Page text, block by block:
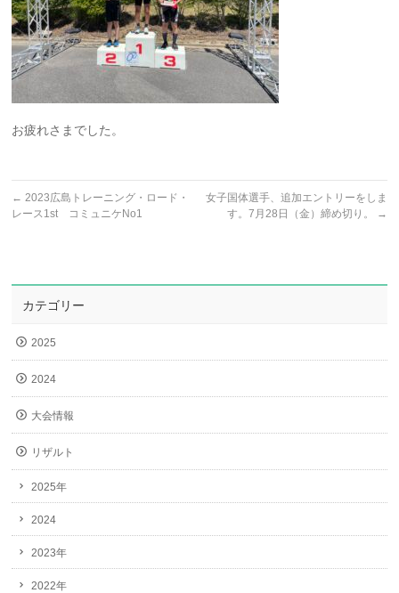
お疲れさまでした。
← 2023広島トレーニング・ロード・
レース1st コミュニケNo1
女子国体選手、追加エントリーをしま
す。7月28日（金）締め切り。
→
カテゴリー
2025
2024
大会情報
リザルト
2025年
2024
2023年
2022年